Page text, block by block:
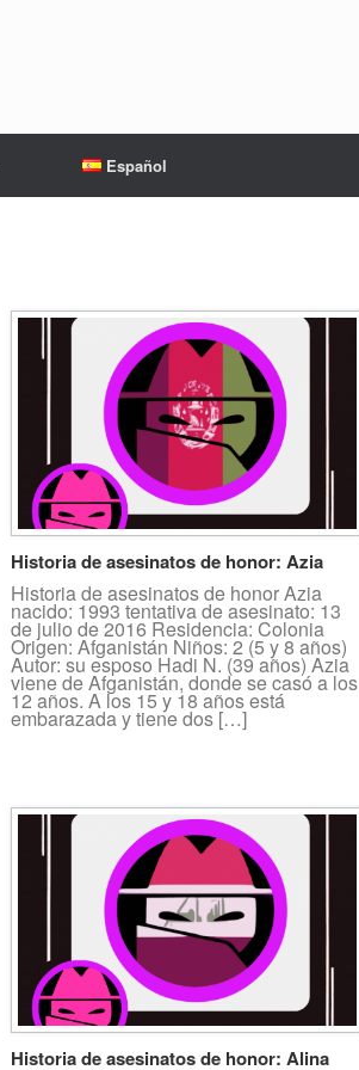
Español
Historia de asesinatos de honor: Azia
Historia de asesinatos de honor Azia
nacido: 1993 tentativa de asesinato: 13
de julio de 2016 Residencia: Colonia
Origen: Afganistán Niños: 2 (5 y 8 años)
Autor: su esposo Hadi N. (39 años) Azia
viene de Afganistán, donde se casó a los
12 años. A los 15 y 18 años está
embarazada y tiene dos […]
Historia de asesinatos de honor: Alina